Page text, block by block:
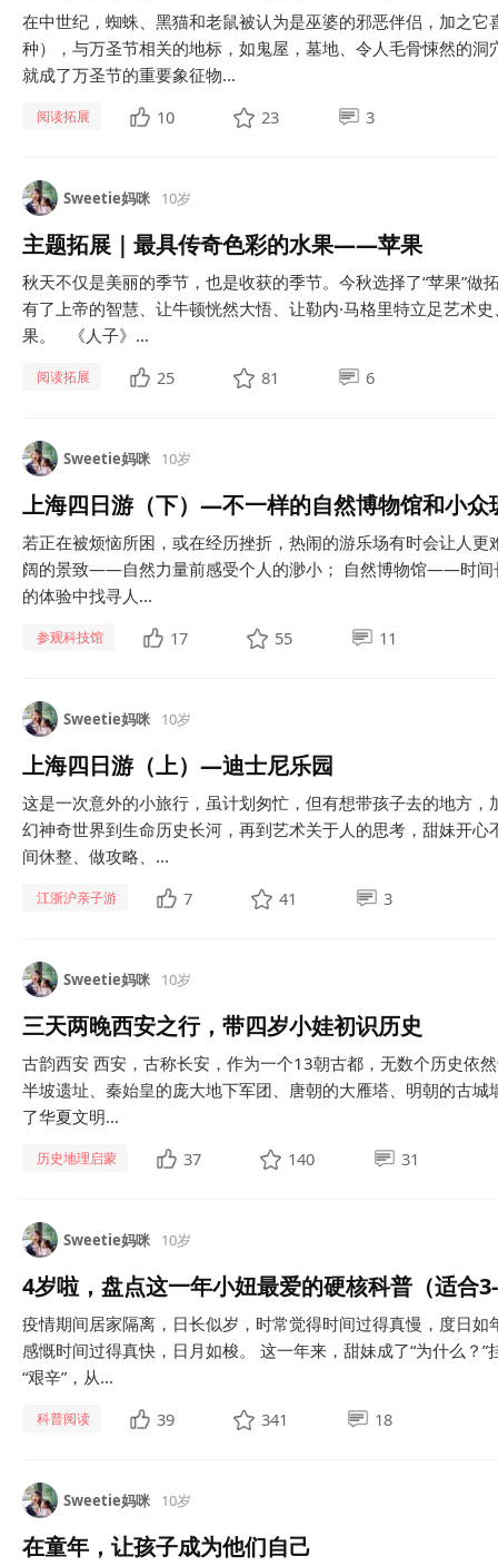
在中世纪，蜘蛛、黑猫和老鼠被认为是巫婆的邪恶伴侣，加之
种），与万圣节相关的地标，如鬼屋，墓地、令人毛骨悚然的
就成了万圣节的重要象征物...
阅读拓展 10 23 3
Sweetie妈咪 10岁
主题拓展｜最具传奇色彩的水果——苹果
秋天不仅是美丽的季节，也是收获的季节。今秋选择了“苹果”做
有了上帝的智慧、让牛顿恍然大悟、让勒内·马格里特立足艺术
果。 《人子》...
阅读拓展 25 81 6
Sweetie妈咪 10岁
上海四日游（下）—不一样的自然博物馆和小众
若正在被烦恼所困，或在经历挫折，热闹的游乐场有时会让人
阔的景致——自然力量前感受个人的渺小； 自然博物馆——时
的体验中找寻人...
参观科技馆 17 55 11
Sweetie妈咪 10岁
上海四日游（上）—迪士尼乐园
这是一次意外的小旅行，虽计划匆忙，但有想带孩子去的地方
幻神奇世界到生命历史长河，再到艺术关于人的思考，甜妹开
间休整、做攻略、...
江浙沪亲子游 7 41 3
Sweetie妈咪 10岁
三天两晚西安之行，带四岁小娃初识历史
古韵西安 西安，古称长安，作为一个13朝古都，无数个历史依
半坡遗址、秦始皇的庞大地下军团、唐朝的大雁塔、明朝的古
了华夏文明...
历史地理启蒙 37 140 31
Sweetie妈咪 10岁
4岁啦，盘点这一年小妞最爱的硬核科普（适合
疫情期间居家隔离，日长似岁，时常觉得时间过得真慢，度日
感慨时间过得真快，日月如梭。 这一年来，甜妹成了“为什么？”
“艰辛”，从...
科普阅读 39 341 18
Sweetie妈咪 10岁
在童年，让孩子成为他们自己